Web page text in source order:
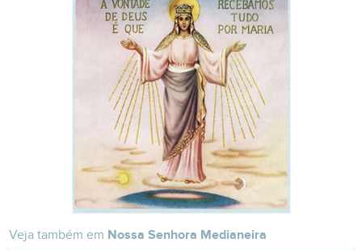
Veja também em Nossa Senhora Medianeira